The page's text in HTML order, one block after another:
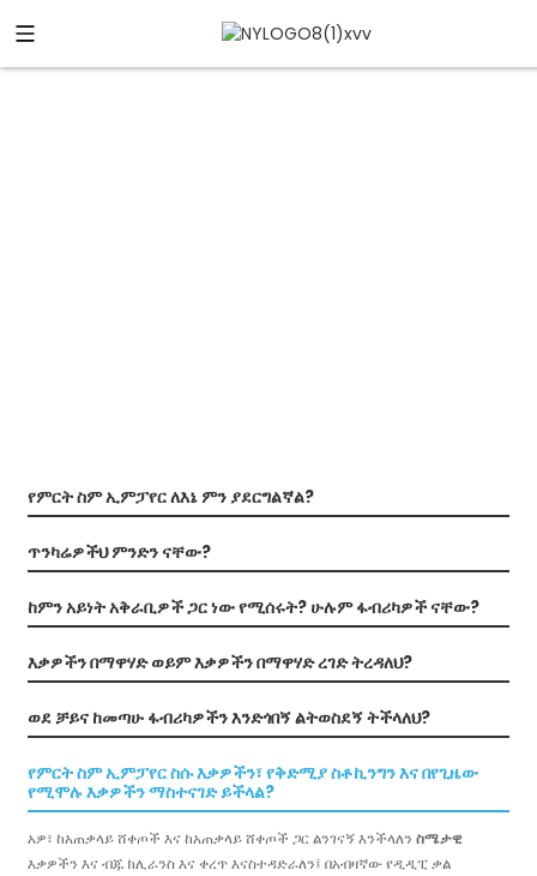
የምርት ስም ኢምፓየር ለእኔ ምን ያደርግልኛል?
ጥንካሬዎችህ ምንድን ናቸው?
ከምን አይነት አቅራቢዎች ጋር ነው የሚሰሩት? ሁሉም ፋብሪካዎች ናቸው?
እቃዎችን በማዋሃድ ወይም እቃዎችን በማዋሃድ ረገድ ትረዳለህ?
ወደ ቻይና ከመጣሁ ፋብሪካዎችን እንድጎበኝ ልትወስደኝ ትችላለህ?
የምርት ስም ኢምፓየር ስሱ እቃዎችን፣ የቅድሚያ ስቶኪንግን እና በየጊዜው
የሚሞሉ እቃዎችን ማስተናገድ ይችላል?
አዎ፣ ከአጠቃላይ ሸቀጦች እና ከአጠቃላይ ሸቀጦች ጋር ልንገናኝ እንችላለን ስሜታዊ
እቃዎችን እና ብጁ ክሊራንስ እና ቀረጥ እናስተዳድራለን፤ በአብዛኛው የዲዲፒ ቃል